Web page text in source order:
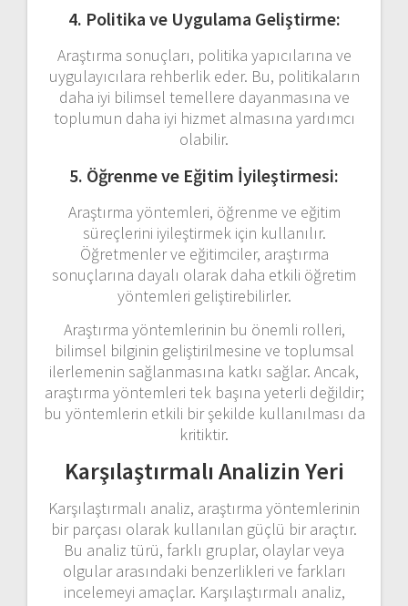
4. Politika ve Uygulama Geliştirme:
Araştırma sonuçları, politika yapıcılarına ve
uygulayıcılara rehberlik eder. Bu, politikaların
daha iyi bilimsel temellere dayanmasına ve
toplumun daha iyi hizmet almasına yardımcı
olabilir.
5. Öğrenme ve Eğitim İyileştirmesi:
Araştırma yöntemleri, öğrenme ve eğitim
süreçlerini iyileştirmek için kullanılır.
Öğretmenler ve eğitimciler, araştırma
sonuçlarına dayalı olarak daha etkili öğretim
yöntemleri geliştirebilirler.
Araştırma yöntemlerinin bu önemli rolleri,
bilimsel bilginin geliştirilmesine ve toplumsal
ilerlemenin sağlanmasına katkı sağlar. Ancak,
araştırma yöntemleri tek başına yeterli değildir;
bu yöntemlerin etkili bir şekilde kullanılması da
kritiktir.
Karşılaştırmalı Analizin Yeri
Karşılaştırmalı analiz, araştırma yöntemlerinin
bir parçası olarak kullanılan güçlü bir araçtır.
Bu analiz türü, farklı gruplar, olaylar veya
olgular arasındaki benzerlikleri ve farkları
incelemeyi amaçlar. Karşılaştırmalı analiz,